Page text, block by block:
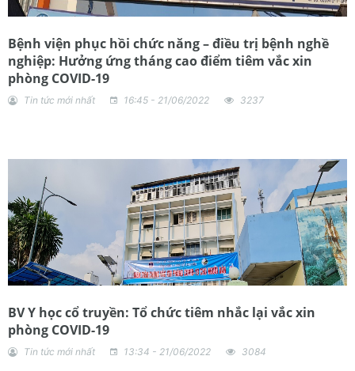
Bệnh viện phục hồi chức năng – điều trị bệnh nghề
nghiệp: Hưởng ứng tháng cao điểm tiêm vắc xin
phòng COVID-19
Tin tức mới nhất 16:45 - 21/06/2022 3237
BV Y học cổ truyền: Tổ chức tiêm nhắc lại vắc xin
phòng COVID-19
Tin tức mới nhất 13:34 - 21/06/2022 3084